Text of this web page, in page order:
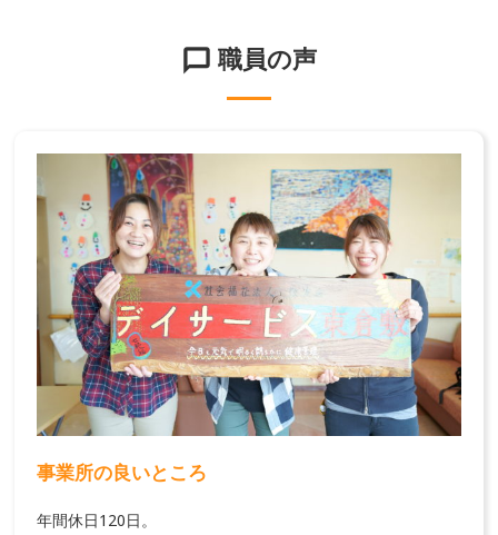
職員の声
事業所の良いところ
年間休日120日。